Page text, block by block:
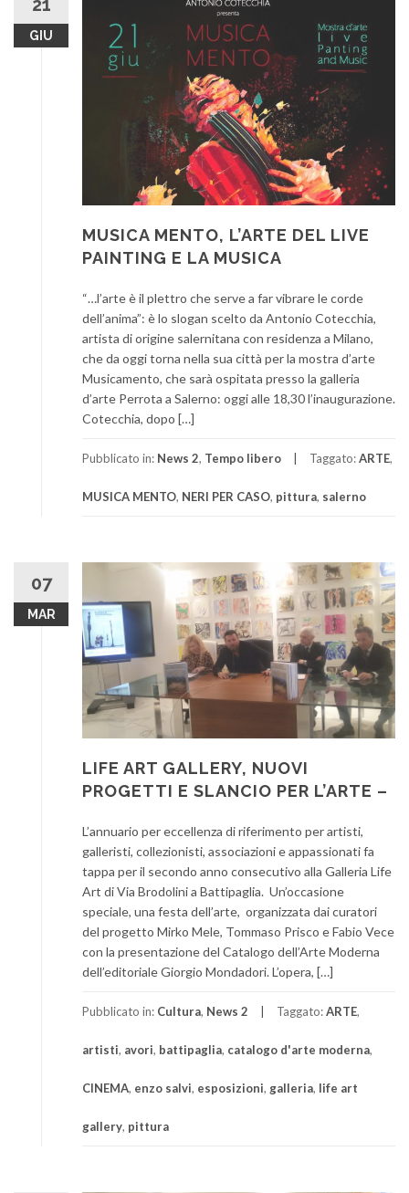
GIU
MUSICA MENTO, L’ARTE DEL LIVE
PAINTING E LA MUSICA
“…l’arte è il plettro che serve a far vibrare le corde
dell’anima”: è lo slogan scelto da Antonio Cotecchia,
artista di origine salernitana con residenza a Milano,
che da oggi torna nella sua città per la mostra d’arte
Musicamento, che sarà ospitata presso la galleria
d’arte Perrota a Salerno: oggi alle 18,30 l’inaugurazione.
Cotecchia, dopo […]
Pubblicato in: News 2, Tempo libero Taggato:ARTE,
MUSICA MENTO, NERI PER CASO, pittura, salerno
07
MAR
LIFE ART GALLERY, NUOVI
PROGETTI E SLANCIO PER L’ARTE –
L’annuario per eccellenza di riferimento per artisti,
galleristi, collezionisti, associazioni e appassionati fa
tappa per il secondo anno consecutivo alla Galleria Life
Art di Via Brodolini a Battipaglia. Un’occasione
speciale, una festa dell’arte, organizzata dai curatori
del progetto Mirko Mele, Tommaso Prisco e Fabio Vece
con la presentazione del Catalogo dell’Arte Moderna
dell’editoriale Giorgio Mondadori. L’opera, […]
Pubblicato in: Cultura, News 2 Taggato:ARTE,
artisti, avori, battipaglia, catalogo d'arte moderna,
CINEMA, enzo salvi, esposizioni, galleria, life art
gallery, pittura